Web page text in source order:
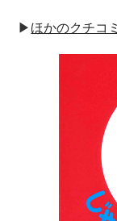
▶︎ほかのクチコ